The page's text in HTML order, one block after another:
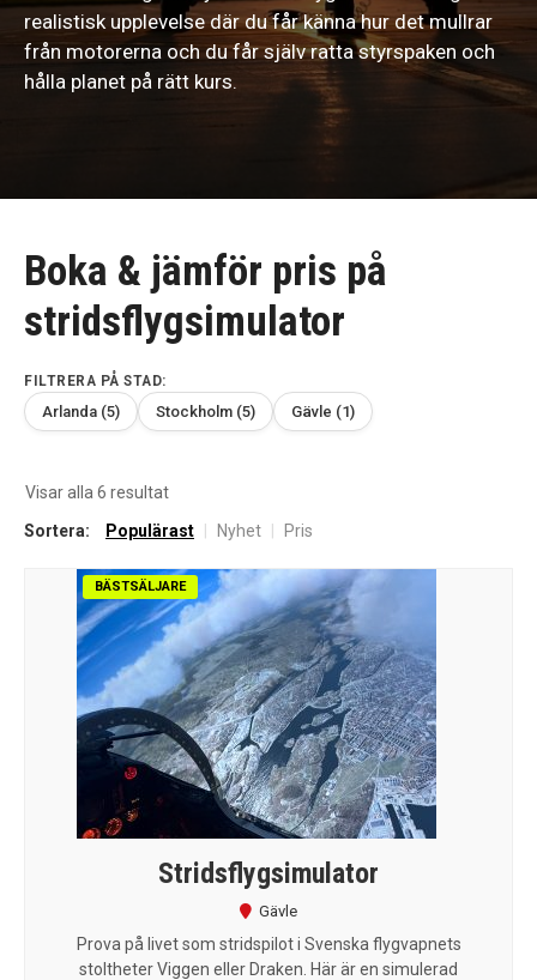
realistisk upplevelse där du får känna hur det mullrar
från motorerna och du får själv ratta styrspaken och
hålla planet på rätt kurs.
Boka & jämför pris på
stridsflygsimulator
FILTRERA PÅ STAD:
Arlanda (5) Stockholm (5) Gävle (1)
Visar alla 6 resultatSortera
senaste
Sortera: Populärast Nyhet Pris
BÄSTSÄLJARE
Stridsflygsimulator
Gävle
Prova på livet som stridspilot i Svenska flygvapnets
stoltheter Viggen eller Draken. Här är en simulerad